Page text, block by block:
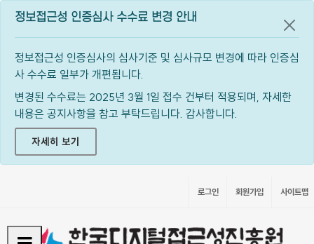
정보접근성 인증심사 수수료 변경 안내
정보접근성 인증심사의 심사기준 및 심사규모 변경에 따라 인증심
사 수수료 일부가 개편됩니다.
변경된 수수료는 2025년 3월 1일 접수 건부터 적용되며, 자세한
내용은 공지사항을 참고 부탁드립니다. 감사합니다.
자세히 보기
공지
로그인 회원가입 사이트맵